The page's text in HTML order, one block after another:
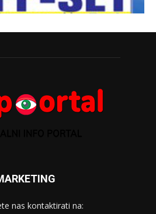
nas kontaktirati na: